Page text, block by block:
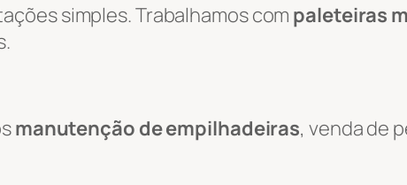
simples. Trabalhamos compaleteiras
manutenção de empilhadeiras, venda de